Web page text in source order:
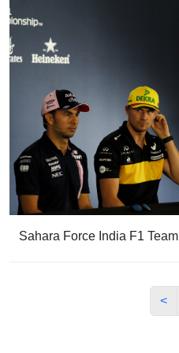
Sahara Force India F1 Team
<